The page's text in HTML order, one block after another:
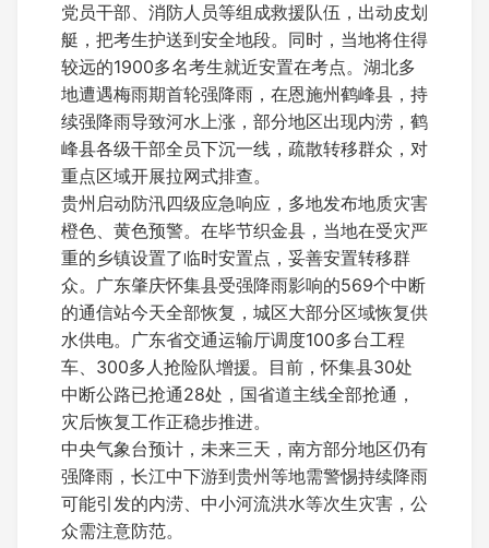
党员干部、消防人员等组成救援队伍，出动皮划
艇，把考生护送到安全地段。同时，当地将住得
较远的1900多名考生就近安置在考点。湖北多
地遭遇梅雨期首轮强降雨，在恩施州鹤峰县，持
续强降雨导致河水上涨，部分地区出现内涝，鹤
峰县各级干部全员下沉一线，疏散转移群众，对
重点区域开展拉网式排查。
贵州启动防汛四级应急响应，多地发布地质灾害
橙色、黄色预警。在毕节织金县，当地在受灾严
重的乡镇设置了临时安置点，妥善安置转移群
众。广东肇庆怀集县受强降雨影响的569个中断
的通信站今天全部恢复，城区大部分区域恢复供
水供电。广东省交通运输厅调度100多台工程
车、300多人抢险队增援。目前，怀集县30处
中断公路已抢通28处，国省道主线全部抢通，
灾后恢复工作正稳步推进。
中央气象台预计，未来三天，南方部分地区仍有
强降雨，长江中下游到贵州等地需警惕持续降雨
可能引发的内涝、中小河流洪水等次生灾害，公
众需注意防范。